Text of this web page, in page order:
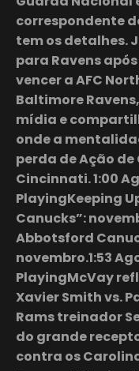
correspondente
tem os detalhes.
para Ravens
vencer a AFC
Baltimore
mídia e
onde a
perda de Ação
Cincinnati. 1:00
PlayingKeeping
Canucks”:
Abbotsford
novembro.1:53
PlayingMcVay
Xavier Smith vs.
Rams treinador
do grande
contra os